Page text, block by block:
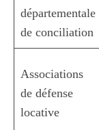
départementale
de conciliation
Associations
de défense
locative